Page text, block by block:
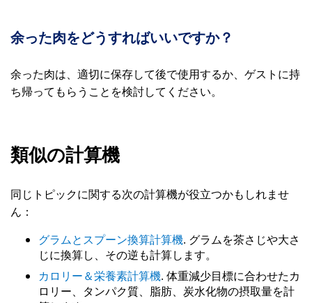
余った肉をどうすればいいですか？
余った肉は、適切に保存して後で使用するか、ゲストに持
ち帰ってもらうことを検討してください。
類似の計算機
同じトピックに関する次の計算機が役立つかもしれませ
ん：
グラムとスプーン換算計算機. グラムを茶さじや大さ
じに換算し、その逆も計算します。
カロリー＆栄養素計算機. 体重減少目標に合わせたカ
ロリー、タンパク質、脂肪、炭水化物の摂取量を計